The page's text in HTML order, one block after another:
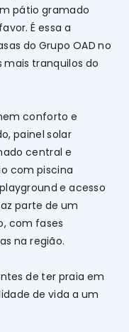
pátio gramado
É essa a
do Grupo OAD no
mais tranquilos do
conforto e
painel solar
central e
com piscina
e acesso
parte de um
com fases
na região.
de ter praia em
de vida a um